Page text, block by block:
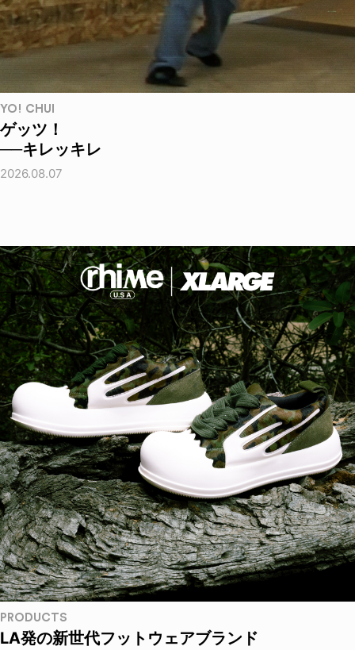
YO! CHUI
ゲッツ！
──キレッキレ
2026.08.07
PRODUCTS
LA発の新世代フットウェアブランド